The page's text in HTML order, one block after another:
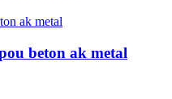
beton ak metal